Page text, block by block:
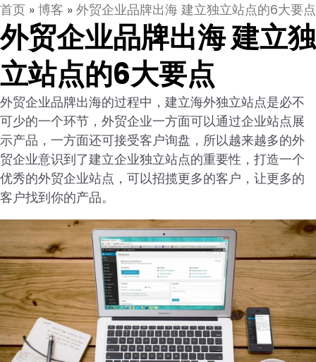
首页 » 博客 » 外贸企业品牌出海 建立独立站点的6大要点
外贸企业品牌出海 建立独
立站点的6大要点
外贸企业品牌出海的过程中，建立海外独立站点是必不
可少的一个环节，外贸企业一方面可以通过企业站点展
示产品，一方面还可接受客户询盘，所以越来越多的外
贸企业意识到了建立企业独立站点的重要性，打造一个
优秀的外贸企业站点，可以招揽更多的客户，让更多的
客户找到你的产品。